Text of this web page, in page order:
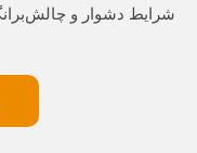
شرایط دشوار و